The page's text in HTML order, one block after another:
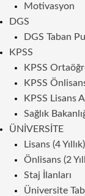
Motivasyon
DGS
DGS Taban
KPSS
KPSS
KPSS
KPSS Lisans
Sağlık
ÜNIVERSITE
Lisans (4 Yıllık)
Önlisans (2
Staj İlanları
Üniversite